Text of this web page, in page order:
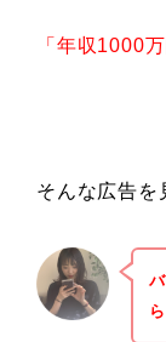
「年収1000
そんな広告を